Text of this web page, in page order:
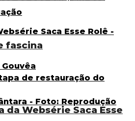
fascina
da Websérie Saca Esse